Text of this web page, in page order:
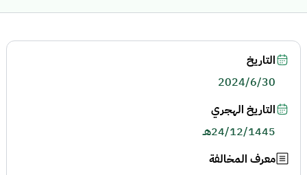
التاريخ
2024/6/30
التاريخ الهجري
24/12/1445هـ
معرف المخالفة